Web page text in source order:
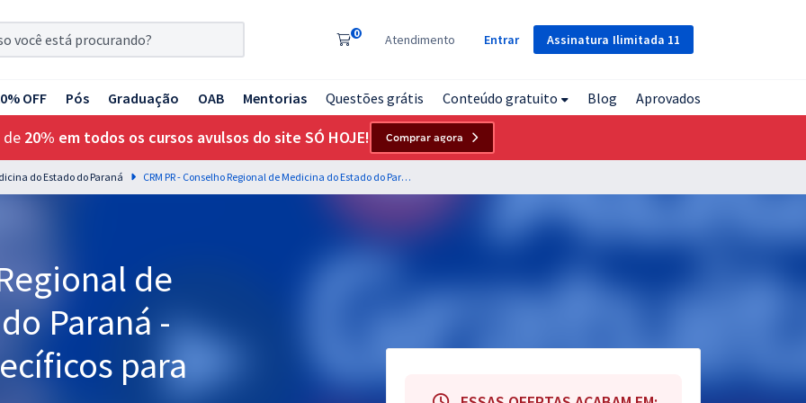
Assinatura Ilimitada 11
0 Atendimento Entrar
OFF Pós Graduação OAB Mentorias Questões grátis Conteúdo gratuito Blog Aprovados
de 20% em todos os cursos avulsos do site SÓ HOJE! Comprar agora
do Estado do Paraná CRM PR - Conselho Regional de Medicina do Estado do Paraná - Conhecimentos Específicos para Contador
de
Paraná -
para